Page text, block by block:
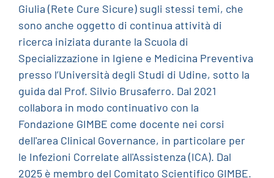
Giulia (Rete Cure Sicure) sugli stessi temi, che
sono anche oggetto di continua attività di
ricerca iniziata durante la Scuola di
Specializzazione in Igiene e Medicina Preventiva
presso l’Università degli Studi di Udine, sotto la
guida dal Prof. Silvio Brusaferro. Dal 2021
collabora in modo continuativo con la
Fondazione GIMBE come docente nei corsi
dell'area Clinical Governance, in particolare per
le Infezioni Correlate all'Assistenza (ICA). Dal
2025 è membro del Comitato Scientifico GIMBE.